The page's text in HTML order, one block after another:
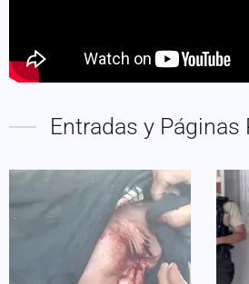
Entradas y Páginas